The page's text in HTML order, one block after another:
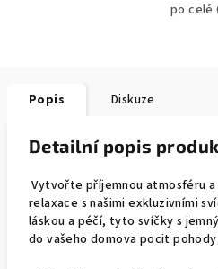
po celé
Popis Diskuze
Detailní popis
Vytvořte příjemnou atmosféru
relaxace s našimi exkluzivními
láskou a péčí, tyto svíčky s
do vašeho domova pocit pohody